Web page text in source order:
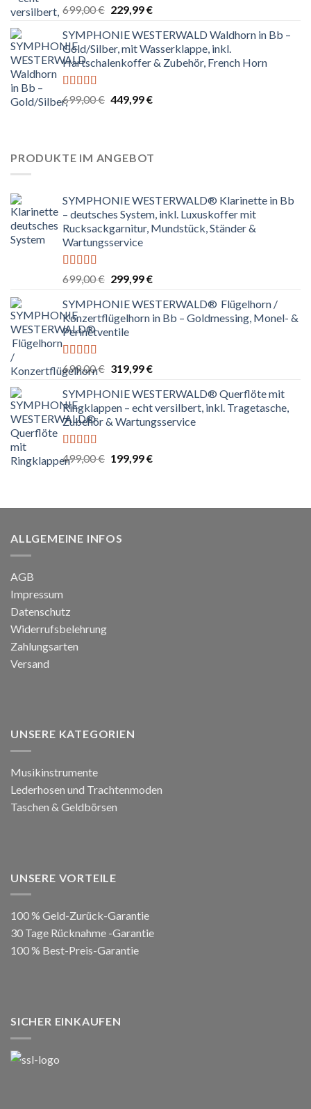
Bewertet
4.83
von 5
699,00€ Ursprünglicher
war:
699,00 €
229,99€Aktueller
ist:
229,99 €.
SYMPHONIE WESTERWALD Waldhorn in Bb –
Gold/Silber, mit Wasserklappe, inkl.
Hartschalenkoffer & Zubehör, French Horn
Bewertet
mit
4.67
699,00€ Ursprünglicher
449,99€Aktueller
PRODUKTE IM ANGEBOT
SYMPHONIE WESTERWALD® Klarinette in Bb
– deutsches System, inkl. Luxuskoffer mit
Rucksackgarnitur, Mundstück, Ständer &
Wartungsservice
Bewertet
4.80
von 5
699,00€ Ursprünglicher
war:
699,00 €
299,99€Aktueller
ist:
299,99 €.
SYMPHONIE WESTERWALD® Flügelhorn /
Konzertflügelhorn in Bb – Goldmessing, Monel- &
Perinetventile
Bewertet
mit5.00
5
699,00€ Ursprünglicher
war:
699,00 €
319,99€Aktueller
ist:
319,99 €.
SYMPHONIE WESTERWALD® Querflöte mit
Ringklappen – echt versilbert, inkl. Tragetasche,
Zubehör & Wartungsservice
Bewertet
mit
5.00
499,00€ Ursprünglicher
199,99€Aktueller
ALLGEMEINE INFOS
AGB
Impressum
Datenschutz
Widerrufsbelehrung
Zahlungsarten
Versand
UNSERE KATEGORIEN
Musikinstrumente
Lederhosen und Trachtenmoden
Taschen & Geldbörsen
UNSERE VORTEILE
100 % Geld-Zurück-Garantie
30 Tage Rücknahme -Garantie
100 % Best-Preis-Garantie
SICHER EINKAUFEN